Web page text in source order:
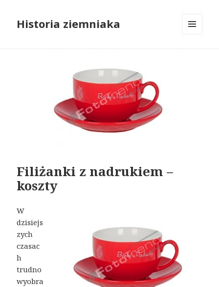
Historia ziemniaka
Filiżanki z nadrukiem –
koszty
W
dzisiejs
zych
czasac
h
trudno
wyobra